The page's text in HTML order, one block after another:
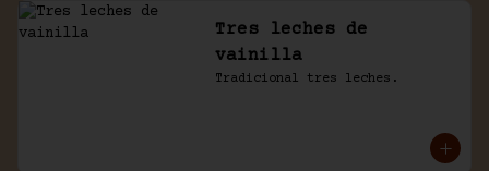
Tres leches de
vainilla
Tradicional tres leches.